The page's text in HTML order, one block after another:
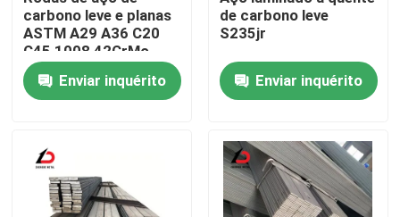
Para casa
Vídeos
carbono leve e planas
ASTM A29 A36 C20
C45 1008 42CrMo
4140 1045 St37
Ss400 S45c S20c
S235jr 1020
Enviar inquérito
de carbono leve
S235jr
Enviar inquérito